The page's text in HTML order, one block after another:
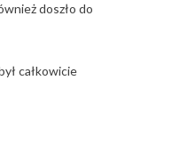
doszło do
całkowicie